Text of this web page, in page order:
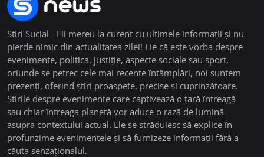
Stiri Sucial - Fii mereu la curent cu ultimele informații și nu
pierde nimic din actualitatea zilei! Fie că este vorba despre
evenimente, politica, justiție, aspecte sociale sau sport,
oriunde se petrec cele mai recente întâmplări, noi suntem
prezenți, oferind știri proaspete, precise și cuprinzătoare.
Știrile despre evenimente care captivează o țară întreagă
sau chiar întreaga planetă vor aduce o rază de lumină
asupra contextului actual. Ele se străduiesc să explice în
profunzime evenimentele și să furnizeze informații fără a
căuta senzaționalul.